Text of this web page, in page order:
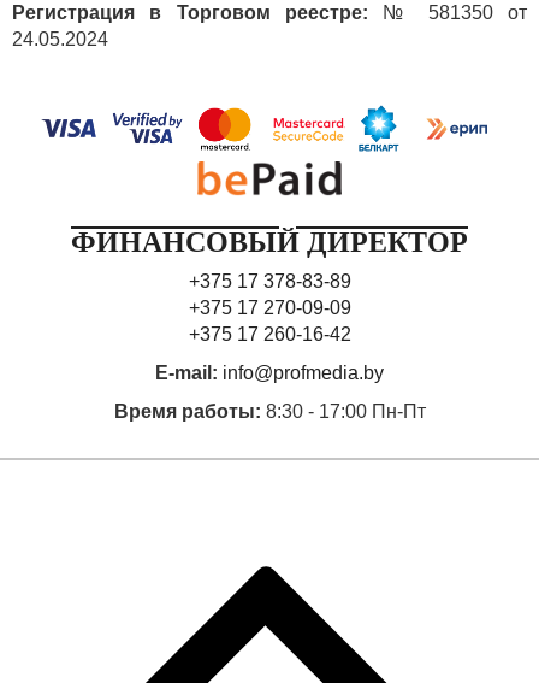
Регистрация в Торговом реестре: № 581350 от
24.05.2024
ФИНАНСОВЫЙ ДИРЕКТОР
+375 17 378-83-89
+375 17 270-09-09
+375 17 260-16-42
E-mail: info@profmedia.by
Время работы: 8:30 - 17:00 Пн-Пт